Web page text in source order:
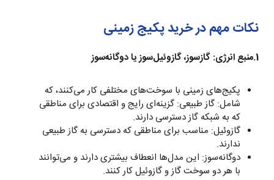
نکات مهم در خرید پکیج زمینی
1.منبع انرژی: گازسوز، گازوئیل‌سوز یا دوگانه‌سوز
پکیج‌های زمینی با سوخت‌های مختلفی کار می‌کنند، که
شامل: گاز طبیعی: گزینه‌ای رایج و اقتصادی برای مناطقی
که به شبکه گاز دسترسی دارند.
گازوئیل: مناسب برای مناطقی که دسترسی به گاز طبیعی
ندارند.
دوگانه‌سوز: این مدل‌ها انعطاف بیشتری دارند و می‌توانند
با هر دو سوخت گاز و گازوئیل کار کنند.